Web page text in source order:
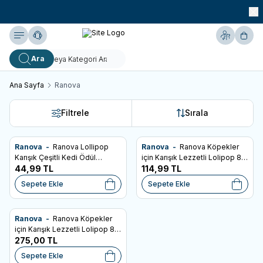
Yardım
Ara
Hesabım
Ana Sayfa Ranova
Filtrele Sırala
Favorilere Ekle
Ranova - Ranova Lollipop
Karışık Çeşitli Kedi Ödül
Maması 1.4 gr
44,99 TL
Sepete Ekle
Favorilere Ekle
Ranova - Ranova Köpekler
için Karışık Lezzetli Lolipop 8g
6'lı
114,99 TL
Sepete Ekle
Favorilere Ekle
Ranova - Ranova Köpekler
için Karışık Lezzetli Lolipop 8g
3'lü
275,00 TL
Sepete Ekle